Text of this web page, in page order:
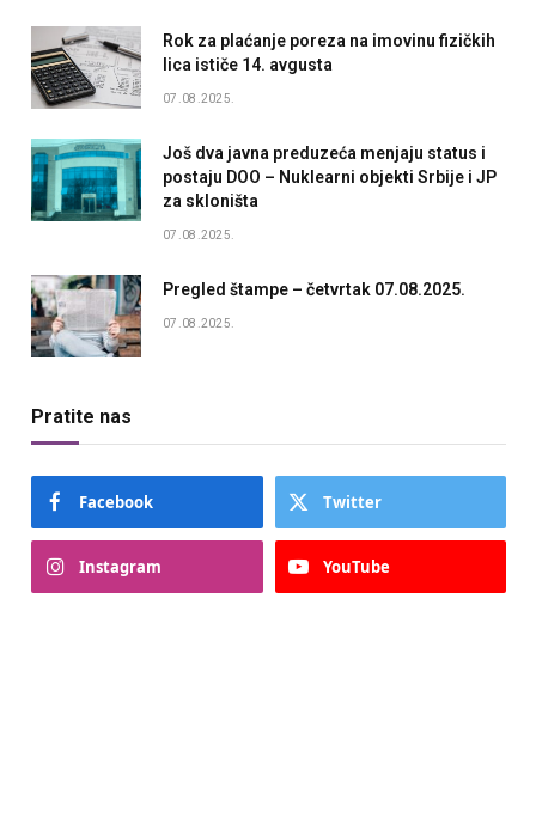
Rok za plaćanje poreza na imovinu fizičkih
lica ističe 14. avgusta
07.08.2025.
Još dva javna preduzeća menjaju status i
postaju DOO – Nuklearni objekti Srbije i JP
za skloništa
07.08.2025.
Pregled štampe – četvrtak 07.08.2025.
07.08.2025.
Pratite nas
Facebook Twitter
Instagram YouTube